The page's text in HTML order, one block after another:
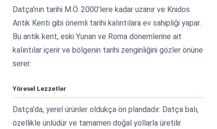
Datça'nın tarihi M.Ö. 2000'lere kadar uzanır ve Knidos
Antik Kenti gibi önemli tarihi kalıntılara ev sahipliği yapar.
Bu antik kent, eski Yunan ve Roma dönemlerine ait
kalıntılar içerir ve bölgenin tarihi zenginliğini gözler önüne
serer.
Yöresel Lezzetler
Datça'da, yerel ürünler oldukça ön plandadır. Datça balı,
özellikle ünlüdür ve tamamen doğal yollarla üretilir.